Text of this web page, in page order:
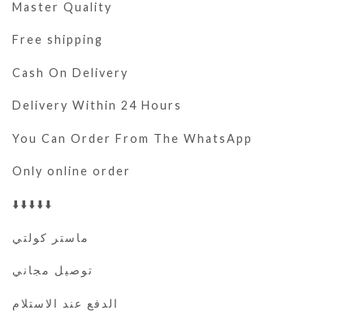
Master Quality
Free shipping
Cash On Delivery
Delivery Within 24 Hours
You Can Order From The WhatsApp
Only online order
⬇️⬇️⬇️⬇️⬇️
ماستر كولتي
توصيل مجاني
الدفع عند الاستلام